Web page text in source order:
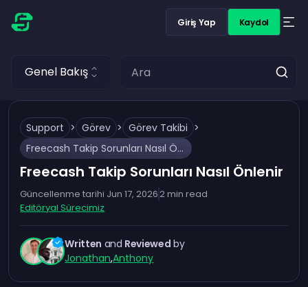
Giriş Yap Kaydol
Genel Bakış
Support > Görev > Görev Takibi >
Freecash Takip Sorunları Nasıl Önlenir
Freecash Takip Sorunları Nasıl Önlenir
Güncellenme tarihi Jun 17, 20262min read
Editöryal Sürecimiz
Written and Reviewed by
Jonathan,Anthony